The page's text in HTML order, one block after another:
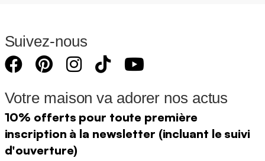
Suivez-nous
Votre maison va adorer nos actus
10% offerts pour toute première
inscription à la newsletter (incluant le suivi
d'ouverture)